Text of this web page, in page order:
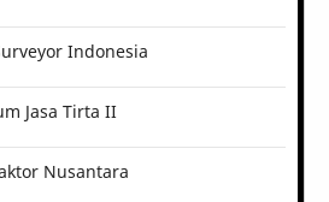
Indonesia
Jasa Tirta II
Nusantara